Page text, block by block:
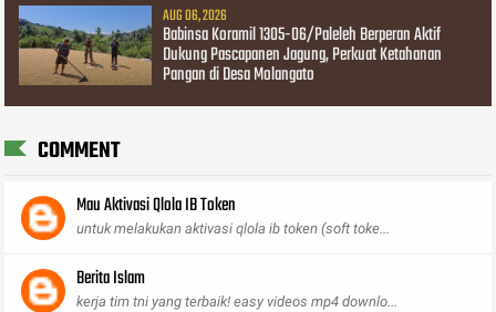
AUG 06, 2026
Babinsa Koramil 1305-06/Paleleh Berperan Aktif
Dukung Pascapanen Jagung, Perkuat Ketahanan
Pangan di Desa Molangato
COMMENT
Mau Aktivasi Qlola IB Token
untuk melakukan aktivasi qlola ib token (soft toke...
Berita Islam
kerja tim tni yang terbaik! easy videos mp4 downlo...